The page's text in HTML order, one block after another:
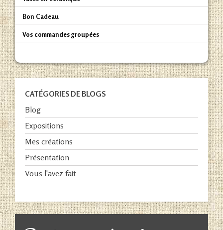
Bon Cadeau
Vos commandes groupées
CATÉGORIES DE BLOGS
Blog
Expositions
Mes créations
Présentation
Vous l'avez fait